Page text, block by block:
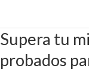
Supera tu
probados
Supera
miedo